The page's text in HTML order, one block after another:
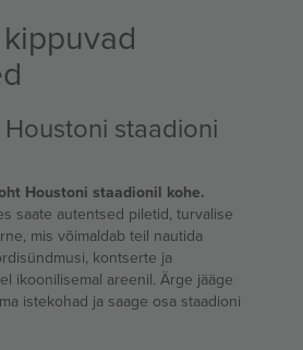
staadioni
Houstoni staadionil kohe.
saate autentsed piletid, turvalise
mis võimaldab teil nautida
kontserte ja
ikoonilisemal areenil. Ärge jääge
istekohad ja saage osa staadioni